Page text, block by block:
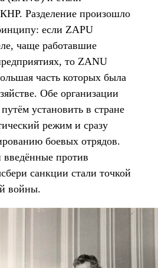
Разделение произошло
если ZAPU
чаще работавшие
то ZANU
часть которых была
Обе организации
установить в стране
режим и сразу
боевых отрядов.
против
санкции стали точкой
войны.